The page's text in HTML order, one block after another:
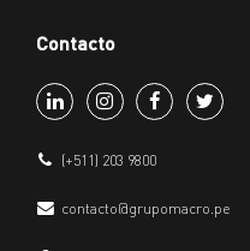
Contacto
(+511) 203 9800
contacto@grupomacro.pe